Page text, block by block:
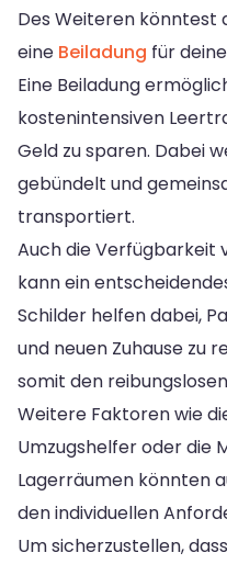
Des Weiteren könntest
eine Beiladung für
Eine Beiladung
kostenintensiven
Geld zu sparen. Dabei
gebündelt und
transportiert.
Auch die Verfügbarkeit
kann ein
Schilder helfen dabei,
und neuen Zuhause zu
somit den
Weitere Faktoren wie
Umzugshelfer oder die
Lagerräumen könnten
den individuellen
Um sicherzustellen,